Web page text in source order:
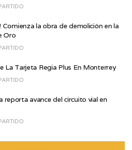
Comienza la obra de demolición en la
Oro
La Tarjeta Regia Plus En Monterrey
reporta avance del circuito vial en